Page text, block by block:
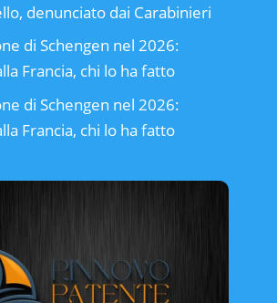
denunciato dai Carabinieri
di Schengen nel 2026:
Francia, chi lo ha fatto
di Schengen nel 2026:
Francia, chi lo ha fatto